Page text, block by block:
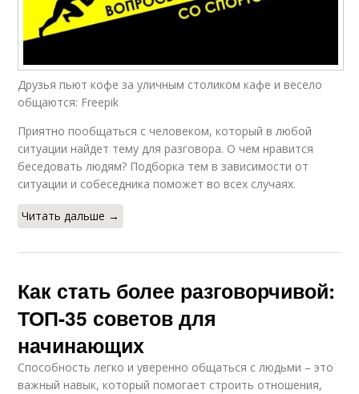
Друзья пьют кофе за уличным столиком кафе и весело
общаются: Freepik
Приятно пообщаться с человеком, который в любой
ситуации найдет тему для разговора. О чем нравится
беседовать людям? Подборка тем в зависимости от
ситуации и собеседника поможет во всех случаях.
Читать дальше →
Как стать более разговорчивой:
ТОП-35 советов для
начинающих
Способность легко и уверенно общаться с людьми – это
важный навык, который помогает строить отношения,